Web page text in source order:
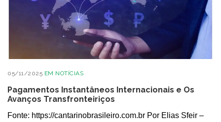
05/11/2025 EM NOTÍCIAS
Pagamentos Instantâneos Internacionais e Os
Avanços Transfronteiriços
Fonte: https://cantarinobrasileiro.com.br Por Elias Sfeir –